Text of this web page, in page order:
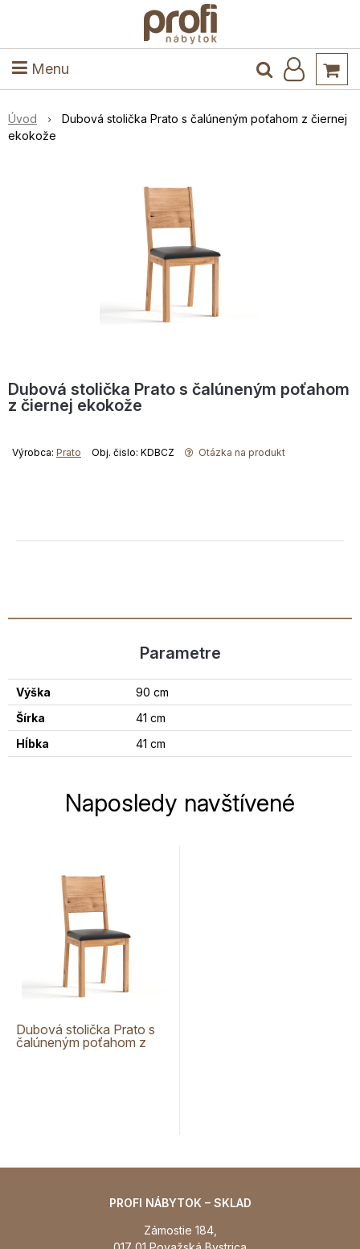
Menu
Kuchyňa a jedáleň
Úvod
Dubová stolička Prato s čalúneným poťahom z čiernej
ekokože
Dubová stolička Prato s čalúneným poťahom
z čiernej ekokože
Výrobca: Prato Obj. čislo: KDBCZ Otázka na produkt
Parametre
Výška
90 cm
Šírka
41 cm
Hĺbka
41 cm
Naposledy navštívené
Dubová stolička Prato s
čalúneným poťahom z
PROFI NÁBYTOK – SKLAD
Zámostie 184,